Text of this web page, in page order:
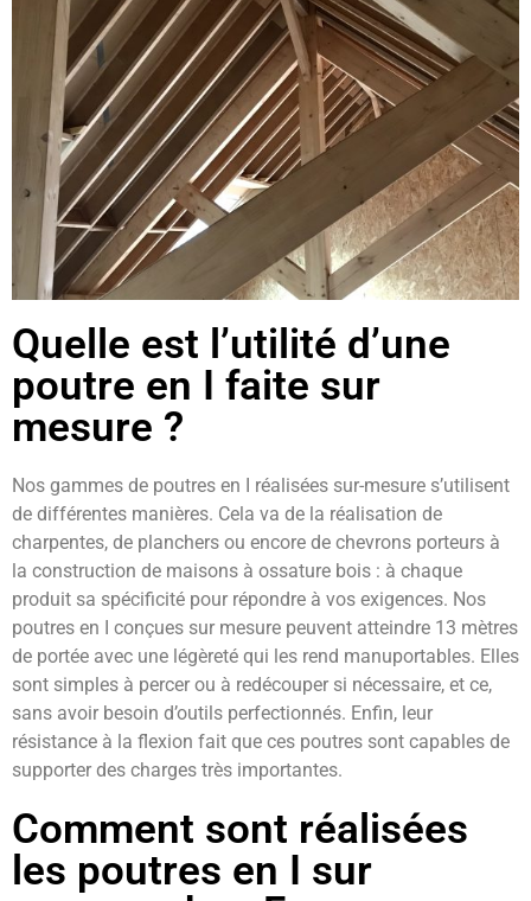
Quelle est l’utilité d’une
poutre en I faite sur
mesure ?
Nos gammes de poutres en I réalisées sur-mesure s’utilisent
de différentes manières. Cela va de la réalisation de
charpentes, de planchers ou encore de chevrons porteurs à
la construction de maisons à ossature bois : à chaque
produit sa spécificité pour répondre à vos exigences. Nos
poutres en I conçues sur mesure peuvent atteindre 13 mètres
de portée avec une légèreté qui les rend manuportables. Elles
sont simples à percer ou à redécouper si nécessaire, et ce,
sans avoir besoin d’outils perfectionnés. Enfin, leur
résistance à la flexion fait que ces poutres sont capables de
supporter des charges très importantes.
Comment sont réalisées
les poutres en I sur